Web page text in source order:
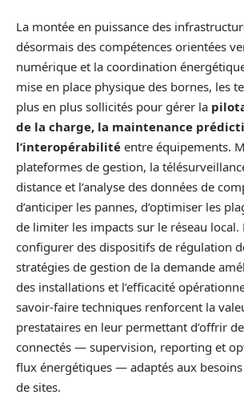
La montée en puissance des
désormais des compétences orientées
numérique et la coordination
mise en place physique des bornes, les
plus en plus sollicités pour gérer la
de la charge, la maintenance
l’interopérabilité entre équipements.
plateformes de gestion, la
distance et l’analyse des données de
d’anticiper les pannes, d’optimiser les
de limiter les impacts sur le réseau local.
configurer des dispositifs de régulation
stratégies de gestion de la demande
des installations et l’efficacité
savoir‑faire techniques renforcent la
prestataires en leur permettant d’offrir
connectés — supervision, reporting et
flux énergétiques — adaptés aux
de sites.